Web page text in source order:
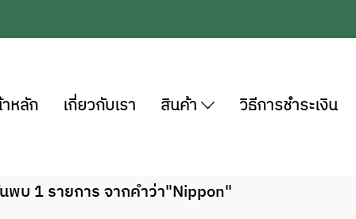
หลัก เกี่ยวกับเรา สินค้า วิธีการชำระเงิน
พบ 1 รายการ จากคำว่า"Nippon"